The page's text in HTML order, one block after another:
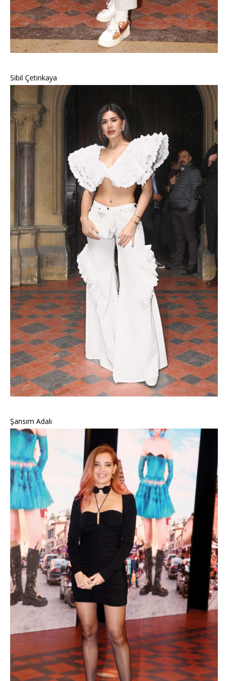
Sibil Çetinkaya
Şansım Adalı